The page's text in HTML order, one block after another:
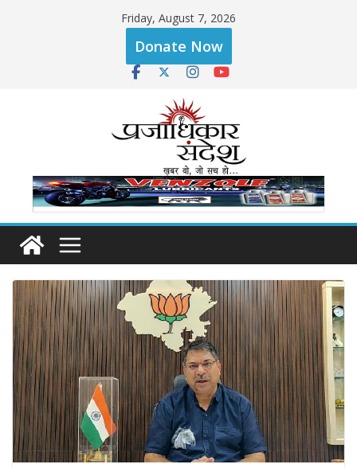
Friday, August 7, 2026
Donate Now